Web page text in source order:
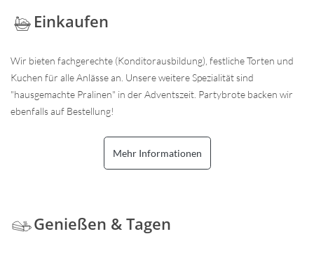
Einkaufen
Wir bieten fachgerechte (Konditorausbildung), festliche Torten und
Kuchen für alle Anlässe an. Unsere weitere Spezialität sind
"hausgemachte Pralinen" in der Adventszeit. Partybrote backen wir
ebenfalls auf Bestellung!
Mehr Informationen
Genießen & Tagen